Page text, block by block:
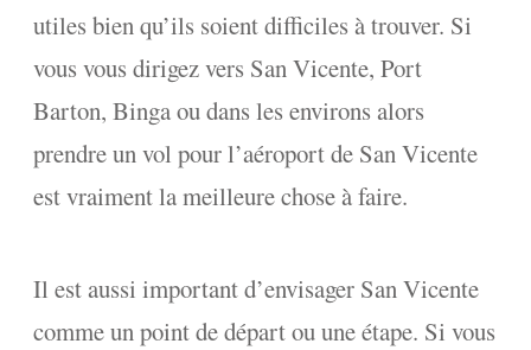
utiles bien qu’ils soient difficiles à trouver. Si
vous vous dirigez vers San Vicente, Port
Barton, Binga ou dans les environs alors
prendre un vol pour l’aéroport de San Vicente
est vraiment la meilleure chose à faire.
Il est aussi important d’envisager San Vicente
comme un point de départ ou une étape. Si vous